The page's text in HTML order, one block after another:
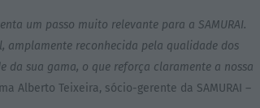
um passo muito relevante para a SAMURAI.
amplamente reconhecida pela qualidade dos
da sua gama, o que reforça claramente a nossa
Alberto Teixeira, sócio-gerente da SAMURAI –